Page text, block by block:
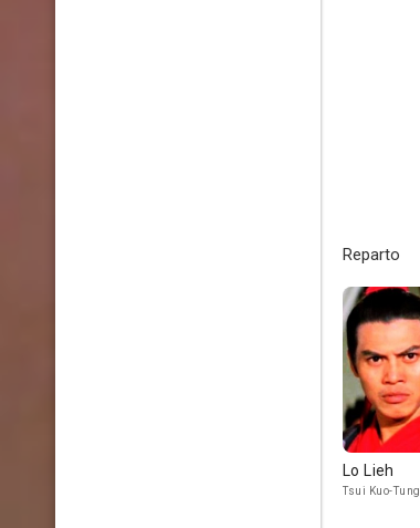
Reparto
Lo Lieh
Tsui Kuo-Tung